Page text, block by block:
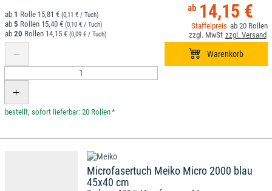
14,15 €
20
1 15,81 € (0,11 € / Tuch)
5 15,40 € (0,10 € / Tuch)
20 14,15 € (0,09 € / Tuch)
*
Microfasertuch Meiko Micro 2000 blau
45x40 cm